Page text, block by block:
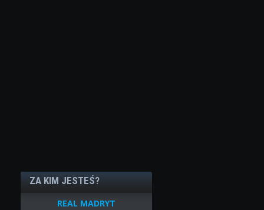
ZA KIM JESTEŚ?
REAL MADRYT